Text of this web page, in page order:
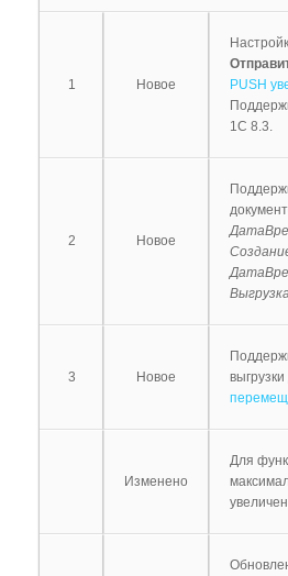
1 Новое
PUSH
1С 8.3.
2 Новое
3 Новое
Изменено
Для